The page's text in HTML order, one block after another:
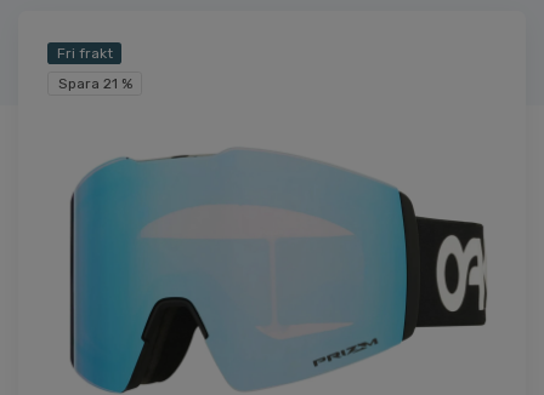
Fri frakt
Spara 21 %